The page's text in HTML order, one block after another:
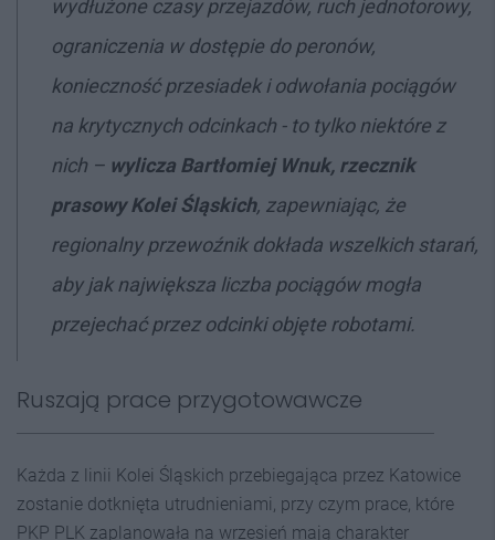
wydłużone czasy przejazdów, ruch jednotorowy,
ograniczenia w dostępie do peronów,
konieczność przesiadek i odwołania pociągów
na krytycznych odcinkach - to tylko niektóre z
nich – wylicza Bartłomiej Wnuk, rzecznik
prasowy Kolei Śląskich, zapewniając, że
regionalny przewoźnik dokłada wszelkich starań,
aby jak największa liczba pociągów mogła
przejechać przez odcinki objęte robotami.
Ruszają prace przygotowawcze
Każda z linii Kolei Śląskich przebiegająca przez Katowice
zostanie dotknięta utrudnieniami, przy czym prace, które
PKP PLK zaplanowała na wrzesień mają charakter